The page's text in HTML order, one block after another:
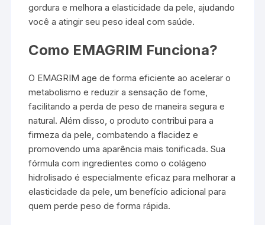
gordura e melhora a elasticidade da pele, ajudando
você a atingir seu peso ideal com saúde.
Como EMAGRIM Funciona?
O EMAGRIM age de forma eficiente ao acelerar o
metabolismo e reduzir a sensação de fome,
facilitando a perda de peso de maneira segura e
natural. Além disso, o produto contribui para a
firmeza da pele, combatendo a flacidez e
promovendo uma aparência mais tonificada. Sua
fórmula com ingredientes como o colágeno
hidrolisado é especialmente eficaz para melhorar a
elasticidade da pele, um benefício adicional para
quem perde peso de forma rápida.